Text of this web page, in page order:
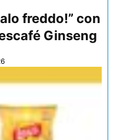
freddo!” con
Ginseng